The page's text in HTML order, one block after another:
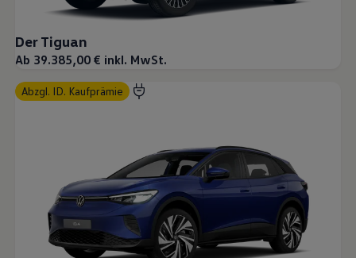
Der Tiguan
Ab 39.385,00 € inkl. MwSt.
abzgl. ID. Kaufprämie